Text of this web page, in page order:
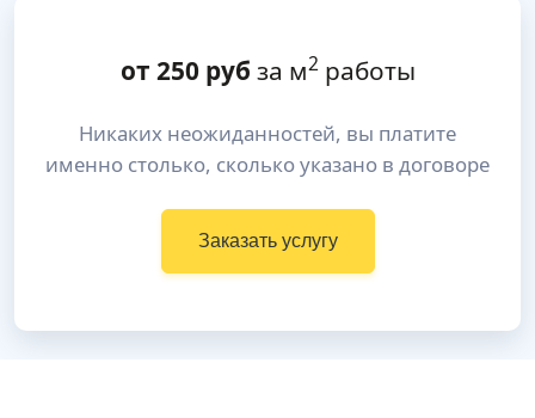
от 250руб за м2работы
Никаких неожиданностей, вы платите
именно столько, сколько указано в договоре
Заказать услугу